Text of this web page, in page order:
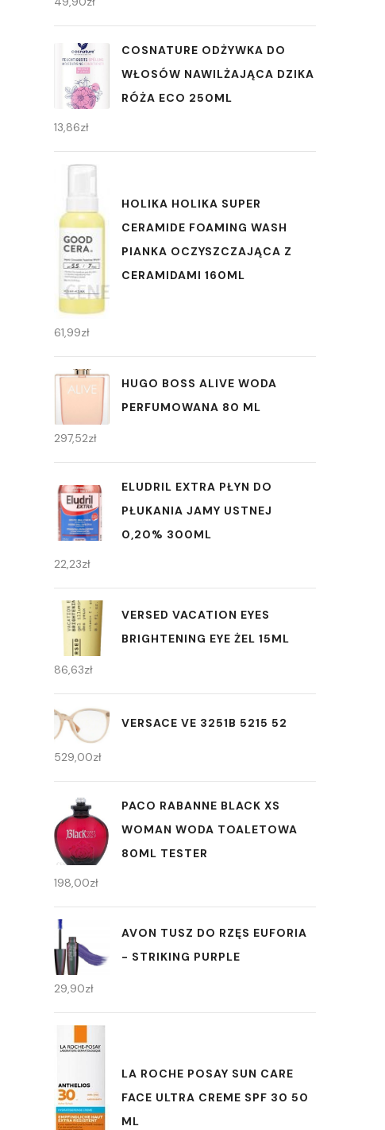
COSNATURE ODŻYWKA DO
WŁOSÓW NAWILŻAJĄCA DZIKA
RÓŻA ECO 250ML
13,86zł
HOLIKA HOLIKA SUPER
CERAMIDE FOAMING WASH
PIANKA OCZYSZCZAJĄCA Z
CERAMIDAMI 160ML
61,99zł
HUGO BOSS ALIVE WODA
PERFUMOWANA 80 ML
297,52zł
ELUDRIL EXTRA PŁYN DO
PŁUKANIA JAMY USTNEJ
0,20% 300ML
22,23zł
VERSED VACATION EYES
BRIGHTENING EYE ŻEL 15ML
86,63zł
VERSACE VE 3251B 5215 52
529,00zł
PACO RABANNE BLACK XS
WOMAN WODA TOALETOWA
80ML TESTER
198,00zł
AVON TUSZ DO RZĘS EUFORIA
- STRIKING PURPLE
29,90zł
LA ROCHE POSAY SUN CARE
FACE ULTRA CREME SPF 30 50
ML